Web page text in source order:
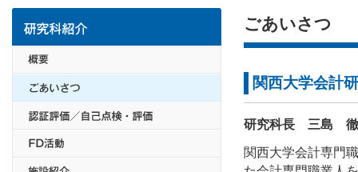
ごあいさつ
関西大学会計
研究科長 三島
関西大学会計専門